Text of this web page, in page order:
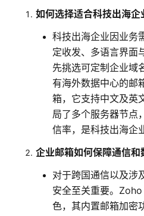
如何选择适合科技出海企
科技出海企业因业务
定收发、多语言界面
先挑选可定制企业域
有海外数据中心的邮
箱，它支持中文及英
局了多个服务器节点
信率，是科技出海企
企业邮箱如何保障通信和
对于跨国通信以及涉
安全至关重要。
色，其内置邮箱加密